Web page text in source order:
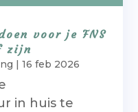
voor je FNS
zijn
|16 feb 2026
in huis te